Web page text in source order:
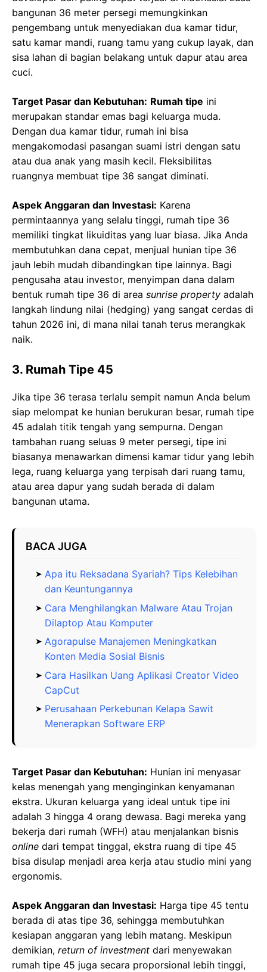
bangunan 36 meter persegi memungkinkan
pengembang untuk menyediakan dua kamar tidur,
satu kamar mandi, ruang tamu yang cukup layak, dan
sisa lahan di bagian belakang untuk dapur atau area
cuci.
Target Pasar dan Kebutuhan: Rumah tipe ini
merupakan standar emas bagi keluarga muda.
Dengan dua kamar tidur, rumah ini bisa
mengakomodasi pasangan suami istri dengan satu
atau dua anak yang masih kecil. Fleksibilitas
ruangnya membuat tipe 36 sangat diminati.
Aspek Anggaran dan Investasi: Karena
permintaannya yang selalu tinggi, rumah tipe 36
memiliki tingkat likuiditas yang luar biasa. Jika Anda
membutuhkan dana cepat, menjual hunian tipe 36
jauh lebih mudah dibandingkan tipe lainnya. Bagi
pengusaha atau investor, menyimpan dana dalam
bentuk rumah tipe 36 di area sunrise property adalah
langkah lindung nilai (hedging) yang sangat cerdas di
tahun 2026 ini, di mana nilai tanah terus merangkak
naik.
3. Rumah Tipe 45
Jika tipe 36 terasa terlalu sempit namun Anda belum
siap melompat ke hunian berukuran besar, rumah tipe
45 adalah titik tengah yang sempurna. Dengan
tambahan ruang seluas 9 meter persegi, tipe ini
biasanya menawarkan dimensi kamar tidur yang lebih
lega, ruang keluarga yang terpisah dari ruang tamu,
atau area dapur yang sudah berada di dalam
bangunan utama.
BACA JUGA
Apa itu Reksadana Syariah? Tips Kelebihan
dan Keuntungannya
Cara Menghilangkan Malware Atau Trojan
Dilaptop Atau Komputer
Agorapulse Manajemen Meningkatkan
Konten Media Sosial Bisnis
Cara Hasilkan Uang Aplikasi Creator Video
CapCut
Perusahaan Perkebunan Kelapa Sawit
Menerapkan Software ERP
Target Pasar dan Kebutuhan: Hunian ini menyasar
kelas menengah yang menginginkan kenyamanan
ekstra. Ukuran keluarga yang ideal untuk tipe ini
adalah 3 hingga 4 orang dewasa. Bagi mereka yang
bekerja dari rumah (WFH) atau menjalankan bisnis
online dari tempat tinggal, ekstra ruang di tipe 45
bisa disulap menjadi area kerja atau studio mini yang
ergonomis.
Aspek Anggaran dan Investasi: Harga tipe 45 tentu
berada di atas tipe 36, sehingga membutuhkan
kesiapan anggaran yang lebih matang. Meskipun
demikian, return of investment dari menyewakan
rumah tipe 45 juga secara proporsional lebih tinggi,